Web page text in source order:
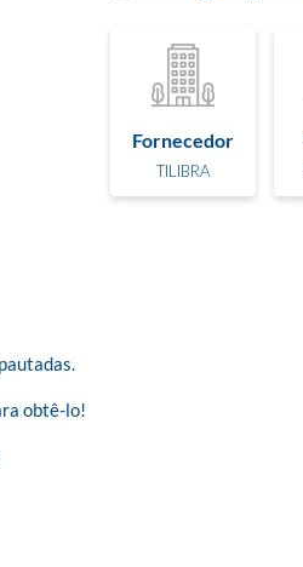
Fornecedor
TILIBRA
obtê-lo!